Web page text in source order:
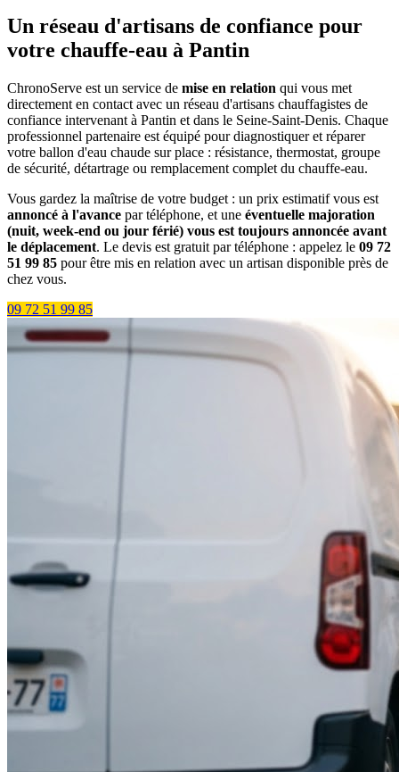
Un réseau d'artisans de confiance pour
votre chauffe-eau à Pantin
ChronoServe est un service de mise en relation qui vous met
directement en contact avec un réseau d'artisans chauffagistes de
confiance intervenant à Pantin et dans le Seine-Saint-Denis. Chaque
professionnel partenaire est équipé pour diagnostiquer et réparer
votre ballon d'eau chaude sur place : résistance, thermostat, groupe
de sécurité, détartrage ou remplacement complet du chauffe-eau.
Vous gardez la maîtrise de votre budget : un prix estimatif vous est
annoncé à l'avance par téléphone, et une éventuelle majoration
(nuit, week-end ou jour férié) vous est toujours annoncée avant
le déplacement. Le devis est gratuit par téléphone : appelez le 09 72
51 99 85 pour être mis en relation avec un artisan disponible près de
chez vous.
09 72 51 99 85